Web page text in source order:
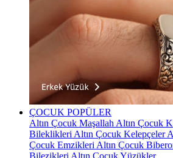
ÇOCUK POPÜLER
Altın Çocuk Maşallah Altın Çocuk
Bileklikleri Altın Çocuk Kelepçeler
Çocuk Emzikleri Altın Çocuk
Bilezikleri Altın Çocuk Yüzükler